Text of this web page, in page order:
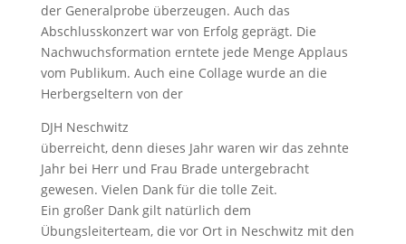
der Generalprobe überzeugen. Auch das
Abschlusskonzert war von Erfolg geprägt. Die
Nachwuchsformation erntete jede Menge Applaus
vom Publikum. Auch eine Collage wurde an die
Herbergseltern von der
DJH Neschwitz
überreicht, denn dieses Jahr waren wir das zehnte
Jahr bei Herr und Frau Brade untergebracht
gewesen. Vielen Dank für die tolle Zeit.
Ein großer Dank gilt natürlich dem
Übungsleiterteam, die vor Ort in Neschwitz mit den